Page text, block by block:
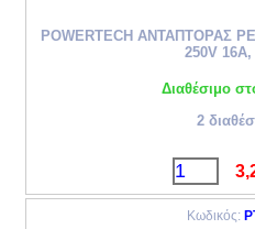
POWERTECH ΑΝΤΑΠΤΟΡΑΣ
250V
Διαθέσιμο
2
Κωδικός: